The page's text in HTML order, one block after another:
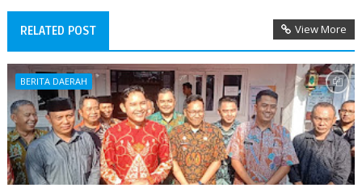
RELATED POST View More
BERITA DAERAH